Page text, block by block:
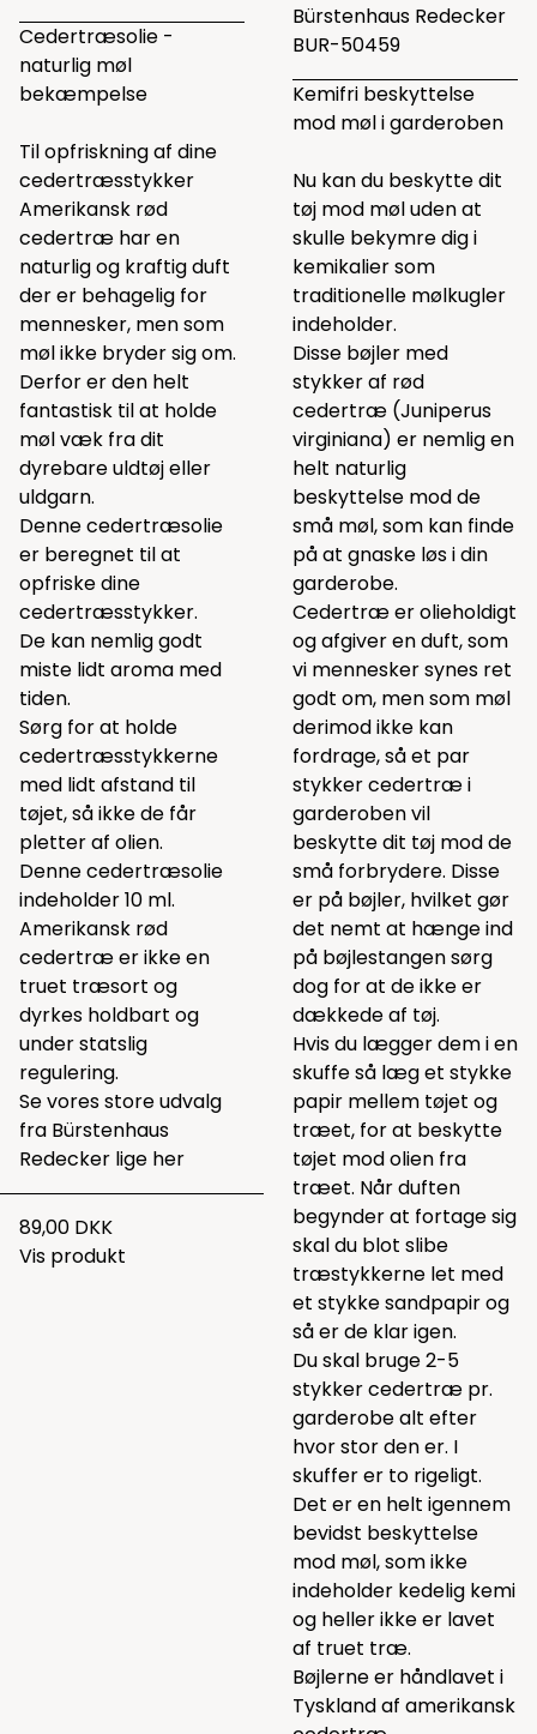
Cedertræsolie -
naturlig møl
bekæmpelse
Til opfriskning af dine
cedertræsstykker
Amerikansk rød
cedertræ har en
naturlig og kraftig duft
der er behagelig for
mennesker, men som
møl ikke bryder sig om.
Derfor er den helt
fantastisk til at holde
møl væk fra dit
dyrebare uldtøj eller
uldgarn.
Denne cedertræsolie
er beregnet til at
opfriske dine
cedertræsstykker.
De kan nemlig godt
miste lidt aroma med
tiden.
Sørg for at holde
cedertræsstykkerne
med lidt afstand til
tøjet, så ikke de får
pletter af olien.
Denne cedertræsolie
indeholder 10 ml.
Amerikansk rød
cedertræ er ikke en
truet træsort og
dyrkes holdbart og
under statslig
regulering.
Se vores store udvalg
fra Bürstenhaus
Redecker lige her
89,00 DKK
Vis produkt
Bürstenhaus Redecker
BUR-50459
Kemifri beskyttelse
mod møl i garderoben
Nu kan du beskytte dit
tøj mod møl uden at
skulle bekymre dig i
kemikalier som
traditionelle mølkugler
indeholder.
Disse bøjler med
stykker af rød
cedertræ (Juniperus
virginiana) er nemlig en
helt naturlig
beskyttelse mod de
små møl, som kan finde
på at gnaske løs i din
garderobe.
Cedertræ er olieholdigt
og afgiver en duft, som
vi mennesker synes ret
godt om, men som møl
derimod ikke kan
fordrage, så et par
stykker cedertræ i
garderoben vil
beskytte dit tøj mod de
små forbrydere. Disse
er på bøjler, hvilket gør
det nemt at hænge ind
på bøjlestangen sørg
dog for at de ikke er
dækkede af tøj.
Hvis du lægger dem i en
skuffe så læg et stykke
papir mellem tøjet og
træet, for at beskytte
tøjet mod olien fra
træet. Når duften
begynder at fortage sig
skal du blot slibe
træstykkerne let med
et stykke sandpapir og
så er de klar igen.
Du skal bruge 2-5
stykker cedertræ pr.
garderobe alt efter
hvor stor den er. I
skuffer er to rigeligt.
Det er en helt igennem
bevidst beskyttelse
mod møl, som ikke
indeholder kedelig kemi
og heller ikke er lavet
af truet træ.
Bøjlerne er håndlavet i
Tyskland af amerikansk